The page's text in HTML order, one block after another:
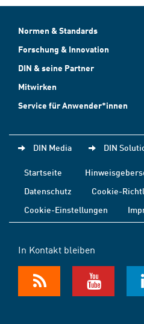
Normen & Standards
Forschung & Innovation
DIN & seine Partner
Mitwirken
Service für Anwender*innen
DIN Media DIN
Startseite
Datenschutz
Cookie-
Cookie-Einstellungen
In Kontakt bleiben